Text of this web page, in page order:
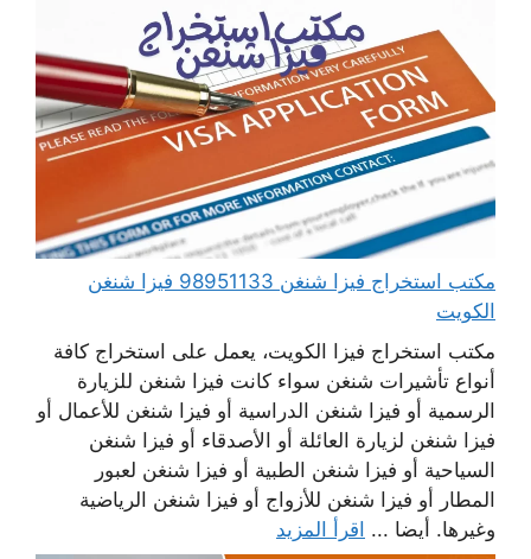
مكتب استخراج فيزا شنغن 98951133 فيزا شنغن
الكويت
مكتب استخراج فيزا الكويت، يعمل على استخراج كافة
أنواع تأشيرات شنغن سواء كانت فيزا شنغن للزيارة
الرسمية أو فيزا شنغن الدراسية أو فيزا شنغن للأعمال أو
فيزا شنغن لزيارة العائلة أو الأصدقاء أو فيزا شنغن
السياحية أو فيزا شنغن الطبية أو فيزا شنغن لعبور
المطار أو فيزا شنغن للأزواج أو فيزا شنغن الرياضية
وغيرها. أيضا ... اقرأ المزيد